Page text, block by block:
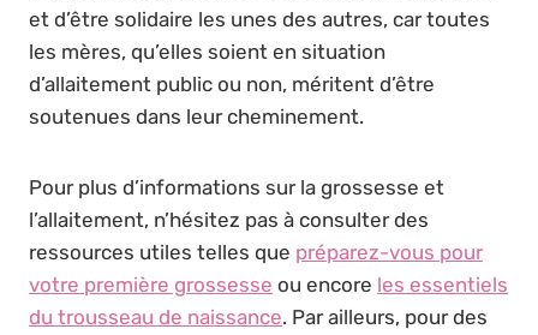
et d’être solidaire les unes des autres, car toutes
les mères, qu’elles soient en situation
d’allaitement public ou non, méritent d’être
soutenues dans leur cheminement.
Pour plus d’informations sur la grossesse et
l’allaitement, n’hésitez pas à consulter des
ressources utiles telles que préparez-vous pour
votre première grossesse ou encore les essentiels
du trousseau de naissance. Par ailleurs, pour des